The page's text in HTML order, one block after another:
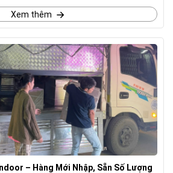
Xem thêm
– Hàng Mới Nhập, Sẵn Số Lượng